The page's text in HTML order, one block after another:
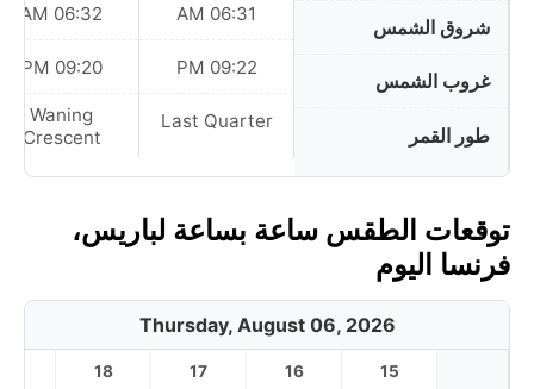
شروق الشمس
غروب الشمس
طور القمر
06:31 AM
09:22 PM
Last Quarter
06:32 AM
09:20 PM
Waning
Crescent
توقعات الطقس ساعة بساعة لباريس،
فرنسا اليوم
Thursday, August 06, 2026
15
16
17
18